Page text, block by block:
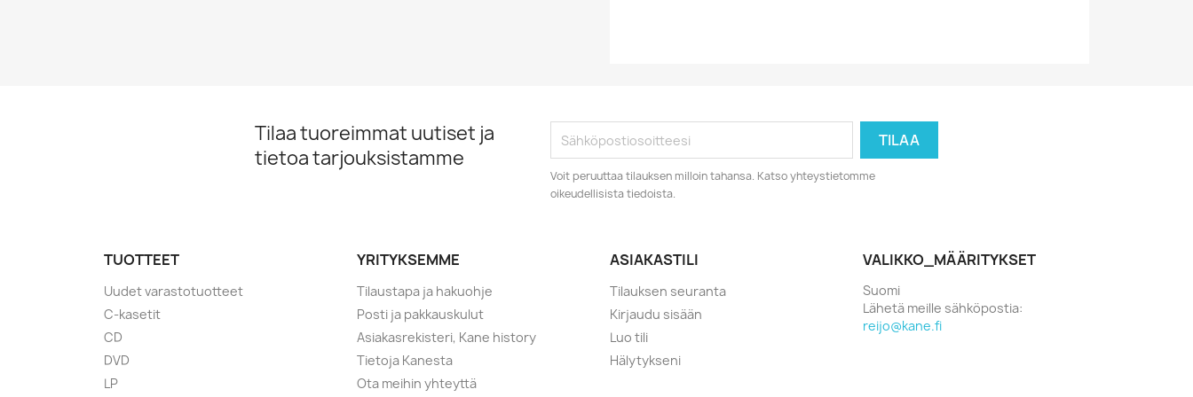
Tilaa tuoreimmat uutiset ja
tietoa tarjouksistamme
Voit peruuttaa tilauksen milloin tahansa. Katso yhteystietomme
oikeudellisista tiedoista.
TUOTTEET
Uudet varastotuotteet
C-kasetit
CD
DVD
LP
YRITYKSEMME
Tilaustapa ja hakuohje
Posti ja pakkauskulut
Asiakasrekisteri, Kane history
Tietoja Kanesta
Ota meihin yhteyttä
ASIAKASTILI
Tilauksen seuranta
Kirjaudu sisään
Luo tili
Hälytykseni
VALIKKO_MÄÄRITYKSET
Suomi
Lähetä meille sähköpostia:
reijo@kane.fi